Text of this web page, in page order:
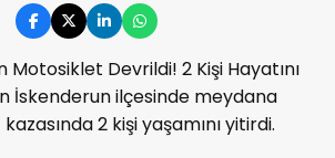
Motosiklet Devrildi! 2 Kişi Hayatını
İskenderun ilçesinde meydana
2 kişi yaşamını yitirdi.